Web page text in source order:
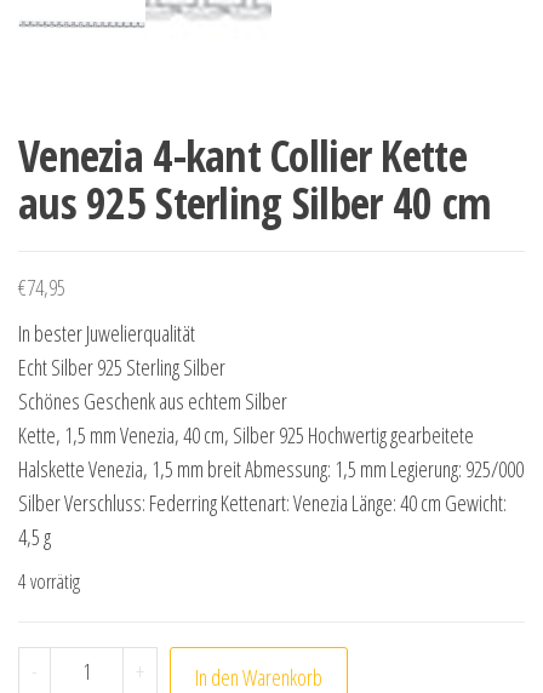
Venezia 4-kant Collier Kette
aus 925 Sterling Silber 40 cm
€74,95
In bester Juwelierqualität
Echt Silber 925 Sterling Silber
Schönes Geschenk aus echtem Silber
Kette, 1,5 mm Venezia, 40 cm, Silber 925 Hochwertig gearbeitete
Halskette Venezia, 1,5 mm breit Abmessung: 1,5 mm Legierung: 925/000
Silber Verschluss: Federring Kettenart: Venezia Länge: 40 cm Gewicht:
4,5 g
4 vorrätig
- Venezia 4-kant Collier Kette aus 925 Sterling Silber 40
+ In den Warenkorb